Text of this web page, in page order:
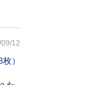
12
）